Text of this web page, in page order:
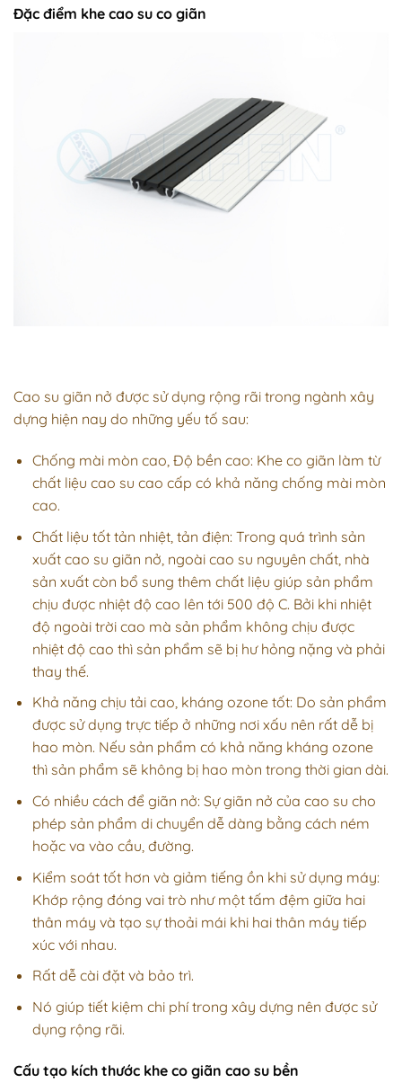
Đặc điểm khe cao su co giãn
Cao su giãn nở được sử dụng rộng rãi trong ngành xây
dựng hiện nay do những yếu tố sau:
Chống mài mòn cao, Độ bền cao: Khe co giãn làm từ
chất liệu cao su cao cấp có khả năng chống mài mòn
cao.
Chất liệu tốt tản nhiệt, tản điện: Trong quá trình sản
xuất cao su giãn nở, ngoài cao su nguyên chất, nhà
sản xuất còn bổ sung thêm chất liệu giúp sản phẩm
chịu được nhiệt độ cao lên tới 500 độ C. Bởi khi nhiệt
độ ngoài trời cao mà sản phẩm không chịu được
nhiệt độ cao thì sản phẩm sẽ bị hư hỏng nặng và phải
thay thế.
Khả năng chịu tải cao, kháng ozone tốt: Do sản phẩm
được sử dụng trực tiếp ở những nơi xấu nên rất dễ bị
hao mòn. Nếu sản phẩm có khả năng kháng ozone
thì sản phẩm sẽ không bị hao mòn trong thời gian dài.
Có nhiều cách để giãn nở: Sự giãn nở của cao su cho
phép sản phẩm di chuyển dễ dàng bằng cách ném
hoặc va vào cầu, đường.
Kiểm soát tốt hơn và giảm tiếng ồn khi sử dụng máy:
Khớp rộng đóng vai trò như một tấm đệm giữa hai
thân máy và tạo sự thoải mái khi hai thân máy tiếp
xúc với nhau.
Rất dễ cài đặt và bảo trì.
Nó giúp tiết kiệm chi phí trong xây dựng nên được sử
dụng rộng rãi.
Cấu tạo kích thước khe co giãn cao su bền